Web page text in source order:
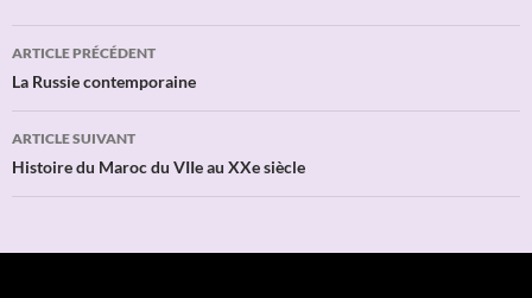
Navigation
des
articles
ARTICLE PRÉCÉDENT
La Russie contemporaine
ARTICLE SUIVANT
Histoire du Maroc du VIIe au XXe siècle